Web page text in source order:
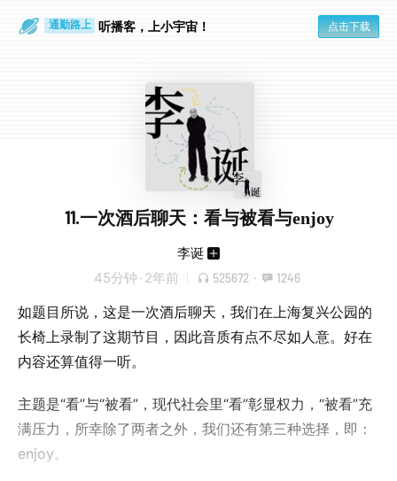
通勤路上 听播客，上小宇宙！ 点击下载
11.一次酒后聊天：看与被看与enjoy
李诞
45分钟 · 2年前 525672 · 1246
如题目所说，这是一次酒后聊天，我们在上海复兴公园的
长椅上录制了这期节目，因此音质有点不尽如人意。好在
内容还算值得一听。
主题是“看”与“被看”，现代社会里“看”彰显权力，“被看”充
满压力，所幸除了两者之外，我们还有第三种选择，即：
enjoy。